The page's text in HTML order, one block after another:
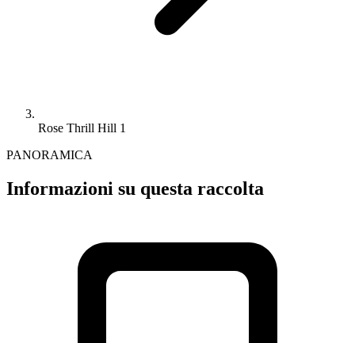
Rose Thrill Hill 1
PANORAMICA
Informazioni su questa raccolta